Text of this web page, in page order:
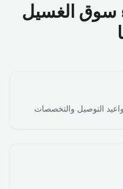
سوق الغسيل
التوصيل والتخصصات